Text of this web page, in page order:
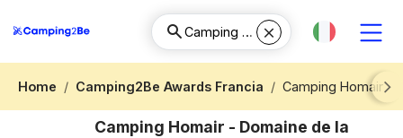
Home Camping2Be Awards Francia
Camping Homair -
Next
Camping Homair - Domaine de la